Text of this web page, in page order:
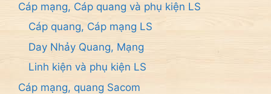
Cáp mạng, Cáp quang và phụ kiện LS
Cáp quang, Cáp mạng LS
Day Nhảy Quang, Mạng
Linh kiện và phụ kiện LS
Cáp mạng, quang Sacom